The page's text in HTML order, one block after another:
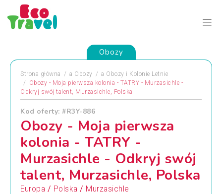
Obozy
Strona główna a Obozy a Obozy i Kolonie Letnie
Obozy - Moja pierwsza kolonia - TATRY - Murzasichle -
Odkryj swój talent, Murzasichle, Polska
Kod oferty: #R3Y-886
Obozy - Moja pierwsza
kolonia - TATRY -
Murzasichle - Odkryj swój
talent, Murzasichle, Polska
Europa / Polska / Murzasichle